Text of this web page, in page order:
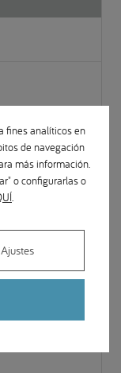
fines analíticos en
de navegación
más información.
o configurarlas o
Ajustes